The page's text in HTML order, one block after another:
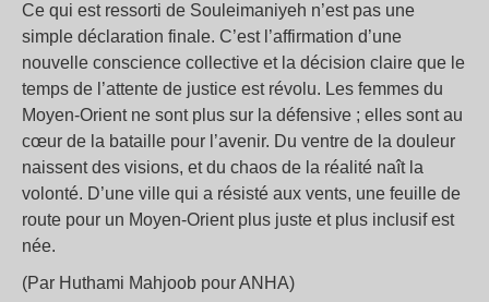
Ce qui est ressorti de Souleimaniyeh n’est pas une
simple déclaration finale. C’est l’affirmation d’une
nouvelle conscience collective et la décision claire que le
temps de l’attente de justice est révolu. Les femmes du
Moyen-Orient ne sont plus sur la défensive ; elles sont au
cœur de la bataille pour l’avenir. Du ventre de la douleur
naissent des visions, et du chaos de la réalité naît la
volonté. D’une ville qui a résisté aux vents, une feuille de
route pour un Moyen-Orient plus juste et plus inclusif est
née.
(Par Huthami Mahjoob pour ANHA)